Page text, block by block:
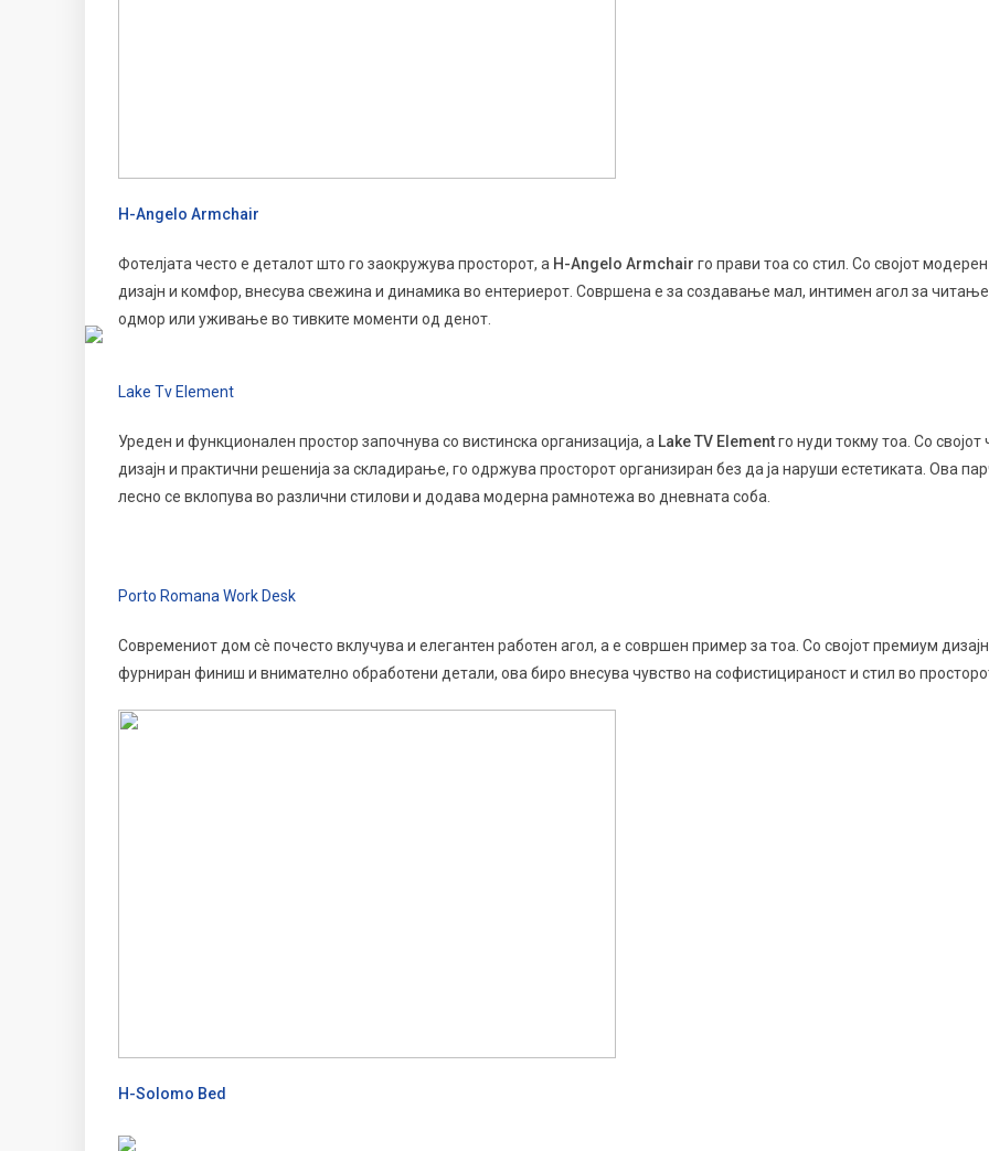
H-Angelo Armchair
Фотелјата често е деталот што го заокружува просторот, а H-Angelo Armchair го прави тоа со стил. Со својот модерен
дизајн и комфор, внесува свежина и динамика во ентериерот. Совршена е за создавање мал, интимен агол за
одмор или уживање во тивките моменти од денот.
Lake Tv Element
Уреден и функционален простор започнува со вистинска организација, а Lake TV Elementго нуди токму тоа. Со својот
дизајн и практични решенија за складирање, го одржува просторот организиран без да ја наруши естетиката. Ова
лесно се вклопува во различни стилови и додава модерна рамнотежа во дневната соба.
Porto Romana Work Desk
Современиот дом сè почесто вклучува и елегантен работен агол, а е совршен пример за тоа. Со својот премиум
фурниран финиш и внимателно обработени детали, ова биро внесува чувство на софистицираност и стил во
H-Solomo Bed